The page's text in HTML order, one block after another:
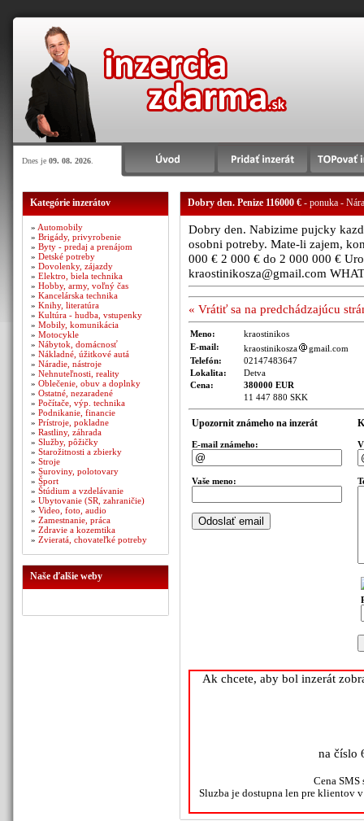
Dnes je 09. 08. 2026
Kategórie inzerátov
» Automobily
» Brigády, privyrobenie
» Byty - predaj a prenájom
» Detské potreby
» Dovolenky, zájazdy
» Elektro, biela technika
» Hobby, army, voľný čas
» Kancelárska technika
» Knihy, literatúra
» Kultúra - hudba, vstupenky
» Mobily, komunikácia
» Motocykle
» Nábytok, domácnosť
» Nákladné, úžitkové autá
» Náradie, nástroje
» Nehnuteľnosti, reality
» Oblečenie, obuv a doplnky
» Ostatné, nezaradené
» Počítače, výp. technika
» Podnikanie, financie
» Prístroje, pokladne
» Rastliny, záhrada
» Služby, pôžičky
» Starožitnosti a zbierky
» Stroje
» Suroviny, polotovary
» Šport
» Štúdium a vzdelávanie
» Ubytovanie (SR, zahraničie)
» Video, foto, audio
» Zamestnanie, práca
» Zdravie a kozemtika
» Zvieratá, chovateľké potreby
Naše ďalšie weby
Dobry den. Penize 116000 €- ponuka -
Dobry den. Nabizime pujcky
osobni potreby. Mate-li zajem,
000 € 2 000 € do 2 000 000 €
kraostinikosza@gmail.com
« Vrátiť sa na predchádzajúcu
Meno:
kraostinikos
E-mail:
kraostinikosza
gmail.com
Telefón:
02147483647
Lokalita:
Detva
Cena:
380000 EUR
11 447 880 SKK
Upozornit známeho na inzerát
E-mail známeho:
Vaše meno:
Ak chcete, aby bol inzerát
na číslo
Cena SMS
Sluzba je dostupna len pre klientov